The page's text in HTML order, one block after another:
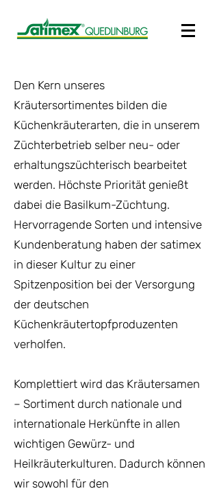
Den Kern unseres
Kräutersortimentes bilden die
Küchenkräuterarten, die in unserem
Züchterbetrieb selber neu- oder
erhaltungszüchterisch bearbeitet
werden. Höchste Priorität genießt
dabei die Basilkum-Züchtung.
Hervorragende Sorten und intensive
Kundenberatung haben der satimex
in dieser Kultur zu einer
Spitzenposition bei der Versorgung
der deutschen
Küchenkräutertopfproduzenten
verholfen.
Komplettiert wird das Kräutersamen
– Sortiment durch nationale und
internationale Herkünfte in allen
wichtigen Gewürz- und
Heilkräuterkulturen. Dadurch können
wir sowohl für den